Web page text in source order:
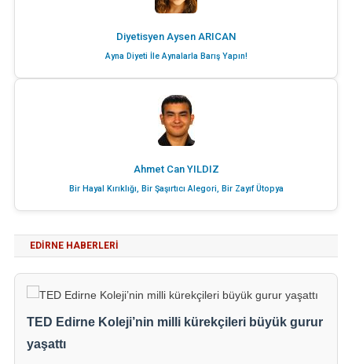
Diyetisyen Aysen ARICAN
Ayna Diyeti İle Aynalarla Barış Yapın!
Ahmet Can YILDIZ
Bir Hayal Kırıklığı, Bir Şaşırtıcı Alegori, Bir Zayıf Ütopya
EDIRNE HABERLERI
TED Edirne Koleji’nin milli kürekçileri büyük gurur
yaşattı